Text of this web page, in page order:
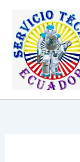
contenido